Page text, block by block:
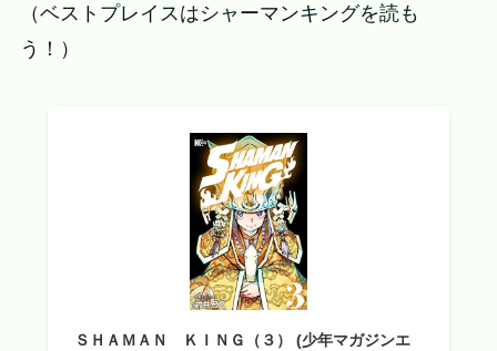
（ベストプレイスはシャーマンキングを読も
う！）
ＳＨＡＭＡＮ ＫＩＮＧ（３） (少年マガジンエ